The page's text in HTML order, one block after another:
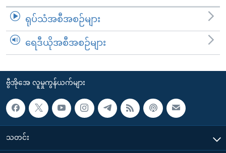
ရုပ်သံအစီအစဉ်များ
ရေဒီယိုအစီအစဉ်များ
ဗွီအိုအေ လူမှုကွန်ယက်များ
သတင်း